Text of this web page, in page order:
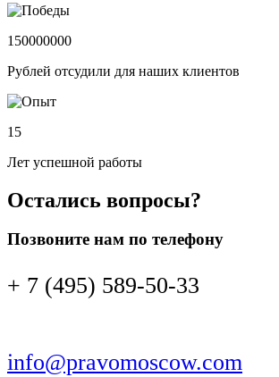
150000000
Рублей отсудили для наших клиентов
15
Лет успешной работы
Остались вопросы?
Позвоните нам по телефону
+ 7 (495) 589-50-33
info@pravomoscow.com